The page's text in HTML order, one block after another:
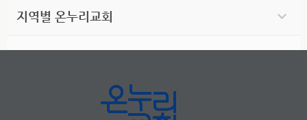
지역별 온누리교회